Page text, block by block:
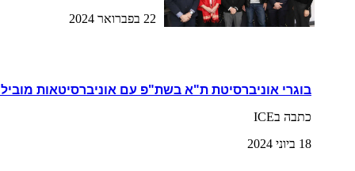
22 בפברואר 2024
בוגרי אוניברסיטת ת"א בשת"פ עם אוניברסיטאות
כתבה בICE
18 ביוני 2024